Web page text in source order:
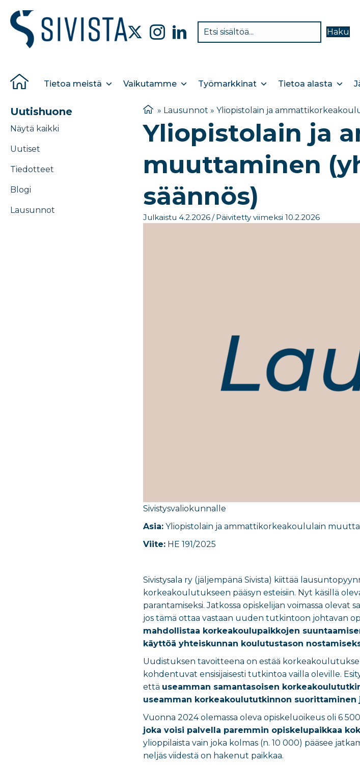
Haku
Tietoa meistä Vaikutamme Työmarkkinat Tietoa alasta
Uutishuone
Näytä kaikki
Uutiset
Tiedotteet
Blogi
Lausunnot
» Lausunnot » Yliopistolain ja
Yliopistolain ja
muuttaminen
säännös​)
Julkaistu 4.2.2026/ Päivitetty viimeksi 10.2.2026
Sivistysvaliokunnalle
Asia: ​Yliopistolain ja ammattikorkeakoululain
Viite: HE 191/2025
Sivistysala ry (jäljempänä Sivista) kiittää
korkeakoulutukseen pääsyn esteisiin. Nyt käsillä
parantamiseksi. Jatkossa opiskelijan voimassa
jos tämä ottaa vastaan uuden tutkintoon johtavan
mahdollistaa korkeakoulupaikkojen
käyttöä yhteiskunnan koulutustason
Uudistuksen tavoitteena on estää
kohdentuvat ensisijaisesti tutkintoa vailla oleville.
että useamman samantasoisen
useamman korkeakoulututkinnon
Vuonna 2024 olemassa oleva opiskeluoikeus oli 6
joka voisi palvella paremmin opiskelupaikkaa
ylioppilaista vain joka kolmas (n. 10 000) pääsee
neljäs viidestä on hakenut paikkaa.